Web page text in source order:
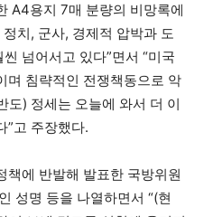
A4용지 7매 분량의 비망록에
치, 군사, 경제적 압박과 도
넘어서고 있다”면서 “미국
며 침략적인 전쟁책동으로 악
도) 정세는 오늘에 와서 더 이
”고 주장했다.
책에 반발해 발표한 국방위원
성명 등을 나열하면서 “(현